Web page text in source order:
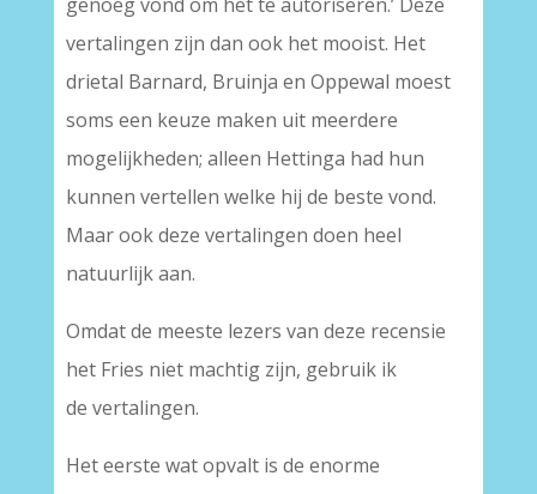
genoeg vond om het te autoriseren.’ Deze
vertalingen zijn dan ook het mooist. Het
drietal Barnard, Bruinja en Oppewal moest
soms een keuze maken uit meerdere
mogelijkheden; alleen Hettinga had hun
kunnen vertellen welke hij de beste vond.
Maar ook deze vertalingen doen heel
natuurlijk aan.
Omdat de meeste lezers van deze recensie
het Fries niet machtig zijn, gebruik ik
de vertalingen.
Het eerste wat opvalt is de enorme